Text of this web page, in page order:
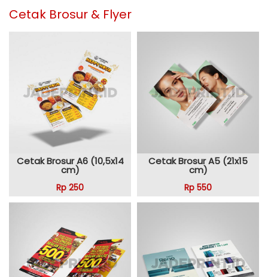
Cetak Brosur & Flyer
Cetak Brosur A6 (10,5x14
cm)
Rp 250
Cetak Brosur A5 (21x15
cm)
Rp 550